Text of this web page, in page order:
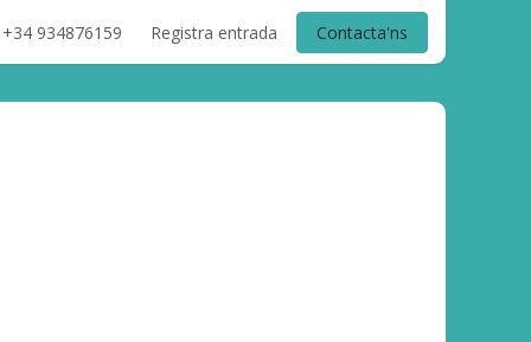
+34 934876159 Registra entrada Contacta'ns